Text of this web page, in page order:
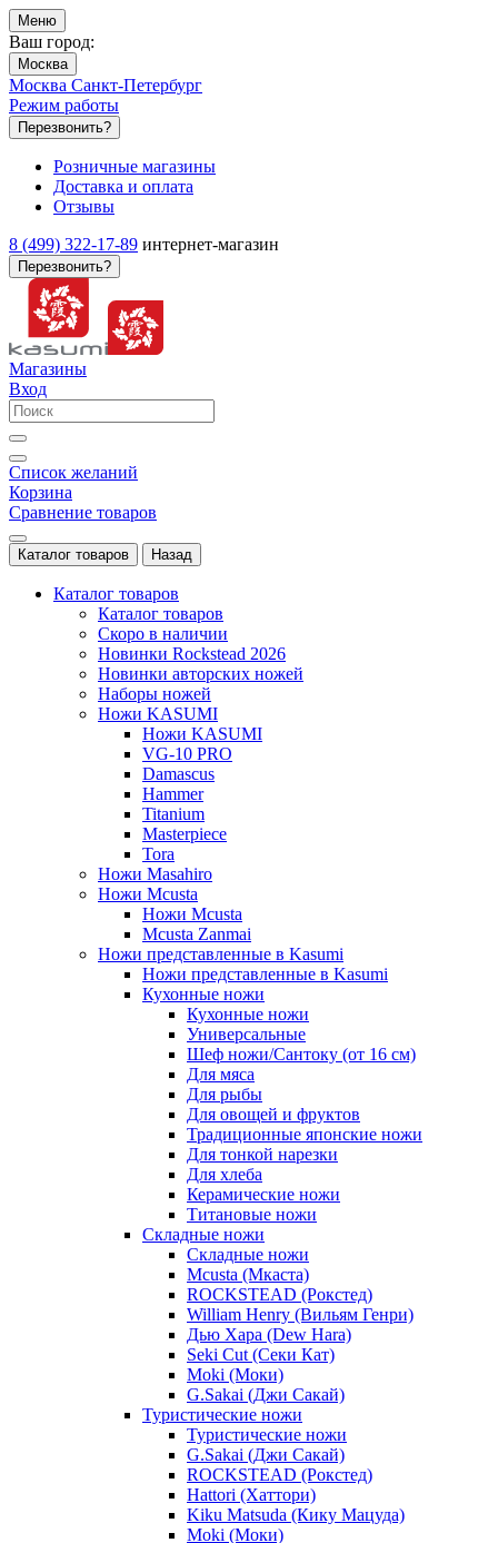
Меню
Ваш город:
Москва
Москва Санкт-Петербург
Режим работы
Перезвонить?
Розничные магазины
Доставка и оплата
Отзывы
8 (499) 322-17-89 интернет-магазин
Перезвонить?
Магазины
Вход
Список желаний
Корзина
Сравнение товаров
Каталог товаров Назад
Каталог товаров
Каталог товаров
Скоро в наличии
Новинки Rockstead 2026
Новинки авторских ножей
Наборы ножей
Ножи KASUMI
Ножи KASUMI
VG-10 PRO
Damascus
Hammer
Titanium
Masterpiece
Tora
Ножи Masahiro
Ножи Mcusta
Ножи Mcusta
Mcusta Zanmai
Ножи представленные в Kasumi
Ножи представленные в Kasumi
Кухонные ножи
Кухонные ножи
Универсальные
Шеф ножи/Сантоку (от 16 см)
Для мяса
Для рыбы
Для овощей и фруктов
Традиционные японские ножи
Для тонкой нарезки
Для хлеба
Керамические ножи
Титановые ножи
Складные ножи
Складные ножи
Mcusta (Мкаста)
ROCKSTEAD (Рокстед)
William Henry (Вильям Генри)
Дью Хара (Dew Hara)
Seki Cut (Секи Кат)
Moki (Моки)
G.Sakai (Джи Сакай)
Туристические ножи
Туристические ножи
G.Sakai (Джи Сакай)
ROCKSTEAD (Рокстед)
Hattori (Хаттори)
Kiku Matsuda (Кику Мацуда)
Moki (Моки)